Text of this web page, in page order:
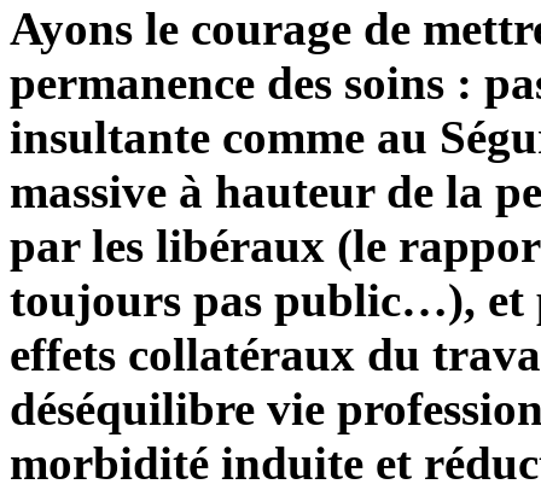
Ayons le courage de
permanence des soins :
insultante comme au
massive à hauteur de la
par les libéraux (le
toujours pas public…), et
effets collatéraux du
déséquilibre vie
morbidité induite et